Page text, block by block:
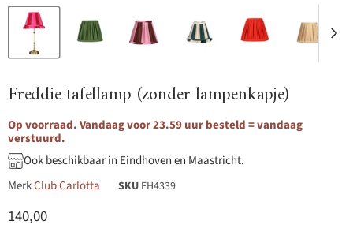
Freddie tafellamp (zonder lampenkapje)
Op voorraad. Vandaag voor 23.59 uur besteld = vandaag
verstuurd.
Ook beschikbaar in Eindhoven en Maastricht.
MerkClub Carlotta SKU FH4339
Huidige prijs
140,00